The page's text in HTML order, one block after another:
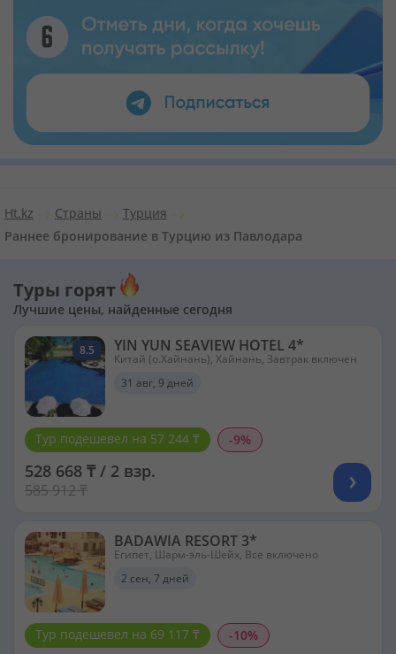
Ht.kz Страны
Турция
Раннее бронирование в Турцию из Павлодара
Туры горят
Лучшие цены, найденные сегодня
8.5 YIN YUN SEAVIEW HOTEL 4*
Китай (о.Хайнань), Хайнань, Завтрак включен
31 авг, 9 дней
Тур подешевел на 57 244 ₸ -9%
528 668 ₸ / 2 взр.
585 912 ₸
BADAWIA RESORT 3*
Египет, Шарм-эль-Шейх, Все включено
2 сен, 7 дней
Тур подешевел на 69 117 ₸ -10%